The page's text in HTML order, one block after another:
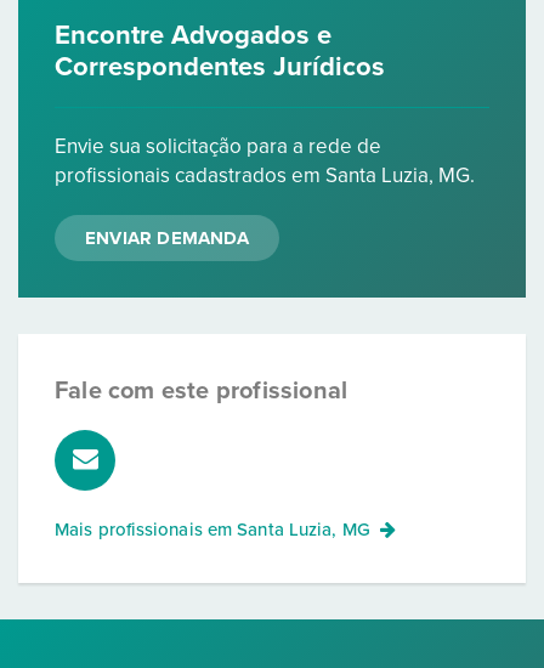
Encontre Advogados e
Correspondentes Jurídicos
Envie sua solicitação para a rede de
profissionais cadastrados em Santa Luzia, MG.
ENVIAR DEMANDA
Fale com este profissional
Mais profissionais emSanta Luzia, MG